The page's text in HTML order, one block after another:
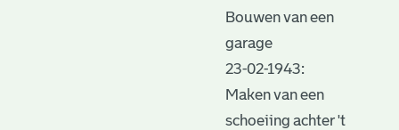
Bouwen van een
garage
23-02-1943:
Maken van een
schoeiing achter 't